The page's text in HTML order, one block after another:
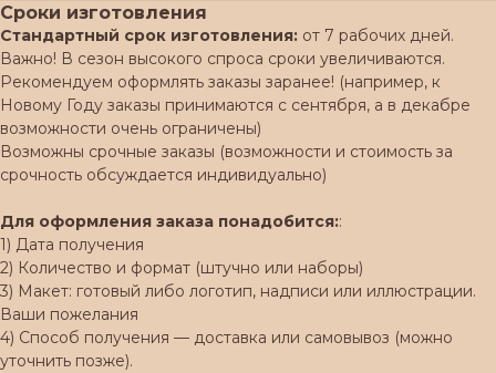
Сроки изготовления
Стандартный срок изготовления: от 7 рабочих дней.
Важно! В сезон высокого спроса сроки увеличиваются.
Рекомендуем оформлять заказы заранее! (например, к
Новому Году заказы принимаются с сентября, а в декабре
возможности очень ограничены)
Возможны срочные заказы (возможности и стоимость за
срочность обсуждается индивидуально)
Для оформления заказа понадобится::
1) Дата получения
2) Количество и формат (штучно или наборы)
3) Макет: готовый либо логотип, надписи или иллюстрации.
Ваши пожелания
4) Способ получения — доставка или самовывоз (можно
уточнить позже).